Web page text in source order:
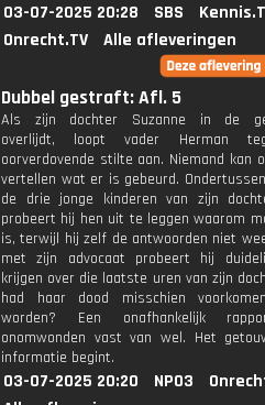
03-07-2025 20:28 SBS
Onrecht.TV
Alle afleveringen
Dubbel gestraft: Afl. 5
Als zijn dochter Suzanne in de
overlijdt, loopt vader Herman
oorverdovende stilte aan. Niemand kan
vertellen wat er is gebeurd.
de drie jonge kinderen van zijn
probeert hij hen uit te leggen waarom
is, terwijl hij zelf de antwoorden niet
met zijn advocaat probeert hij
krijgen over die laatste uren van zijn
had haar dood misschien
worden? Een onafhankelijk
onomwonden vast van wel. Het
informatie begint.
03-07-2025 20:20 NPO3